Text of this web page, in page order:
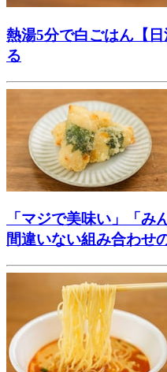
熱湯5分で白ごはん【
る
「マジで美味い」「み
間違いない組み合わせ